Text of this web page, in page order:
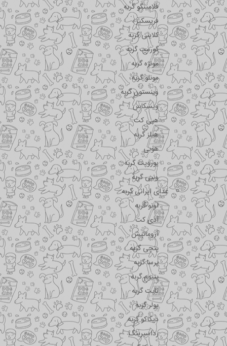
فلامینگو گربه
فریسکیز
کلاینی گربه
گورمت گربه
مونژه گربه
مونلو گربه
وینستون گربه
ویسکاس
هپی کت
هیلز گربه
هوبی
یوروپت گربه
ونپی گربه
غذای ایرانی گربه
اونو گربه
آدی کت
آروماتیش
پتچی گربه
پرسا گربه
پتیوم گربه
تاپت گربه
پولر گربه
دیکاکو گربه
رداسپرینگ